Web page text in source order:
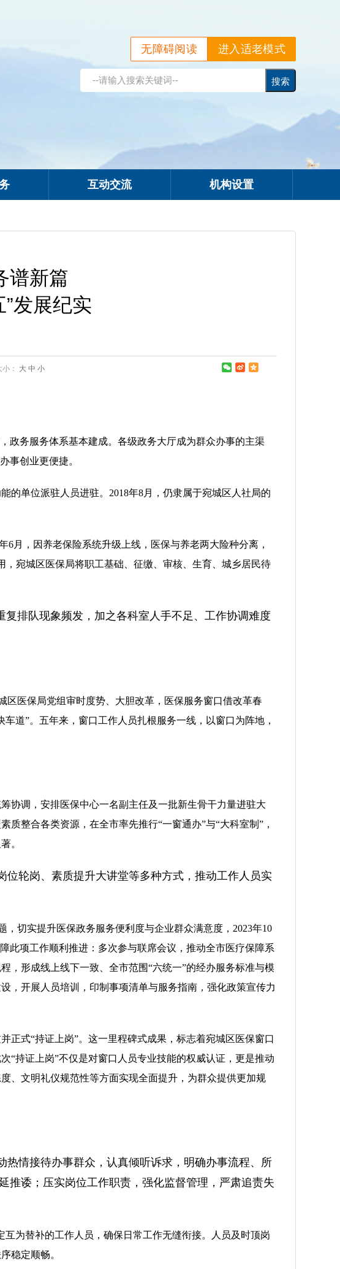
进入适老模式
无障碍阅读
互动交流 机构设置
谱新篇
发展纪实
： 大 中 小
政务服务体系基本建成。各级政务大厅成为群众办事的主渠
事创业更便捷。
的单位派驻人员进驻。2018年8月，仍隶属于宛城区人社局的
月，因养老保险系统升级上线，医保与养老两大险种分离，
宛城区医保局将职工基础、征缴、审核、生育、城乡居民待
排队现象频发，加之各科室人手不足、工作协调难度
区医保局党组审时度势、大胆改革，医保服务窗口借改革春
道”。五年来，窗口工作人员扎根服务一线，以窗口为阵地，
协调，安排医保中心一名副主任及一批新生骨干力量进驻大
整合各类资源，在全市率先推行“一窗通办”与“大科室制”，
。
轮岗、素质提升大讲堂等多种方式，推动工作人员实
，切实提升医保政务服务便利度与企业群众满意度，2023年10
此项工作顺利推进：多次参与联席会议，推动全市医疗保障系
，形成线上线下一致、全市范围“六统一”的经办服务标准与模
，开展人员培训，印制事项清单与服务指南，强化政策宣传力
正式“持证上岗”。这一里程碑式成果，标志着宛城区医保窗口
“持证上岗”不仅是对窗口人员专业技能的权威认证，更是推动
、文明礼仪规范性等方面实现全面提升，为群众提供更加规
情接待办事群众，认真倾听诉求，明确办事流程、所
推诿；压实岗位工作职责，强化监督管理，严肃追责失
为替补的工作人员，确保日常工作无缝衔接。人员及时顶岗
稳定顺畅。